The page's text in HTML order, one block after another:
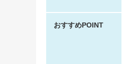
おすすめPOINT